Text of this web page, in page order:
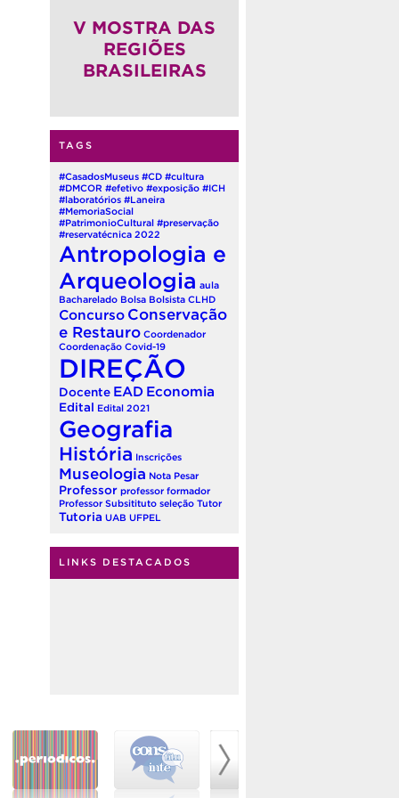
V MOSTRA DAS
REGIÕES
BRASILEIRAS
TAGS
#CasadosMuseus #CD #cultura
#DMCOR #efetivo #exposição #ICH
#laboratórios #Laneira
#MemoriaSocial
#PatrimonioCultural #preservação
#reservatécnica 2022
Antropologia e
Arqueologia aula
Bacharelado Bolsa Bolsista CLHD
Concurso Conservação
e Restauro Coordenador
Coordenação Covid-19
DIREÇÃO
Docente EAD Economia
Edital Edital 2021
Geografia
História Inscrições
Museologia Nota Pesar
Professor professor formador
Professor Subsitituto seleção Tutor
Tutoria UAB UFPEL
LINKS DESTACADOS